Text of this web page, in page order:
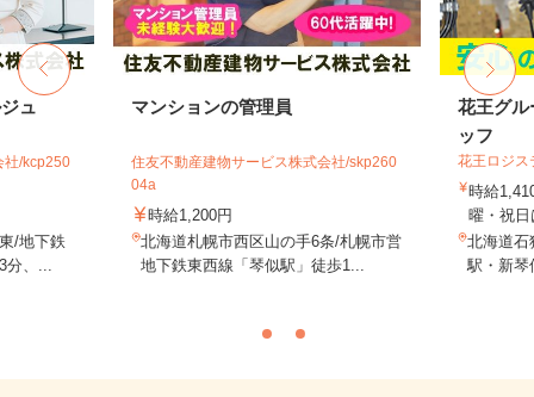
ュ
社/kcp250
/地下鉄
、...
マンションの管理員
住友不動産建物サービス株式会社/skp260
04a
時給1,200円
北海道札幌市西区山の手6条/札幌市営
地下鉄東西線「琴似駅」徒歩1...
花王グル
ッフ
花王ロジ
時給
曜・祝
北海道石
駅・新琴